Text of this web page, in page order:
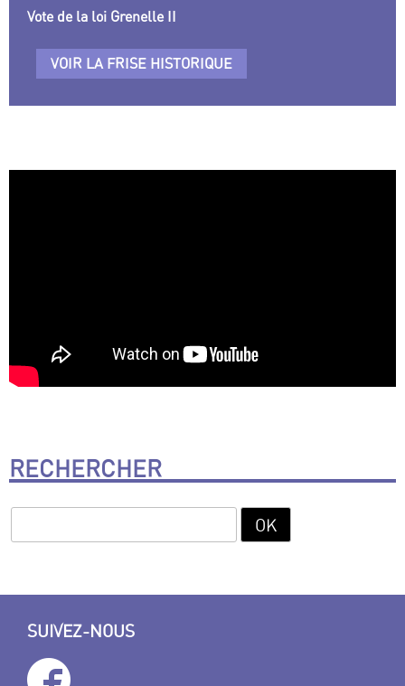
Vote de la loi Grenelle II
VOIR LA FRISE HISTORIQUE
RECHERCHER
SUIVEZ-NOUS